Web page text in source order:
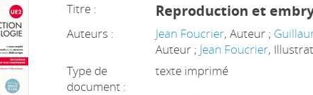
Titre : Reproduction et
Auteurs : Jean Foucrier, Auteur ;
Auteur ; Jean Foucrier,
Type de
document :
texte imprimé